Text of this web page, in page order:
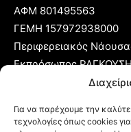
Για να παρέχουμε την
τεχνολογίες όπως cookies
ΑΦΜ 801495563
ΓΕΜΗ 157972938000
Περιφερειακός
Εκπρόσωπος
Κ:6977 248885